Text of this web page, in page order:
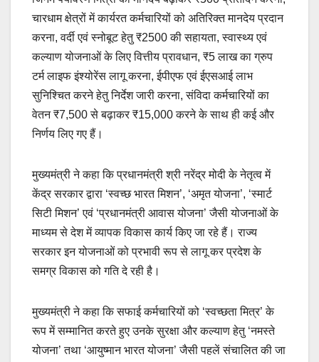
चारधाम क्षेत्रों में कार्यरत कर्मचारियों को अतिरिक्त मानदेय प्रदान
करना, वर्दी एवं स्नोबूट हेतु ₹2500 की सहायता, स्वास्थ्य एवं
कल्याण योजनाओं के लिए वित्तीय प्रावधान, ₹5 लाख का ग्रुप
टर्म लाइफ इंश्योरेंस लागू करना, ईपीएफ एवं ईएसआई लाभ
सुनिश्चित करने हेतु निर्देश जारी करना, संविदा कर्मचारियों का
वेतन ₹7,500 से बढ़ाकर ₹15,000 करने के साथ ही कई और
निर्णय लिए गए हैं।
मुख्यमंत्री ने कहा कि प्रधानमंत्री श्री नरेंद्र मोदी के नेतृत्व में
केंद्र सरकार द्वारा ‘स्वच्छ भारत मिशन’, ‘अमृत योजना’, ‘स्मार्ट
सिटी मिशन’ एवं ‘प्रधानमंत्री आवास योजना’ जैसी योजनाओं के
माध्यम से देश में व्यापक विकास कार्य किए जा रहे हैं। राज्य
सरकार इन योजनाओं को प्रभावी रूप से लागू कर प्रदेश के
समग्र विकास को गति दे रही है।
मुख्यमंत्री ने कहा कि सफाई कर्मचारियों को ‘स्वच्छता मित्र’ के
रूप में सम्मानित करते हुए उनके सुरक्षा और कल्याण हेतु ‘नमस्ते
योजना’ तथा ‘आयुष्मान भारत योजना’ जैसी पहलें संचालित की जा